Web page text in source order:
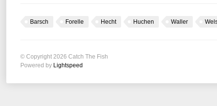
Barsch Forelle Hecht Huchen Waller
© Copyright 2026 Catch The Fish
Powered by Lightspeed